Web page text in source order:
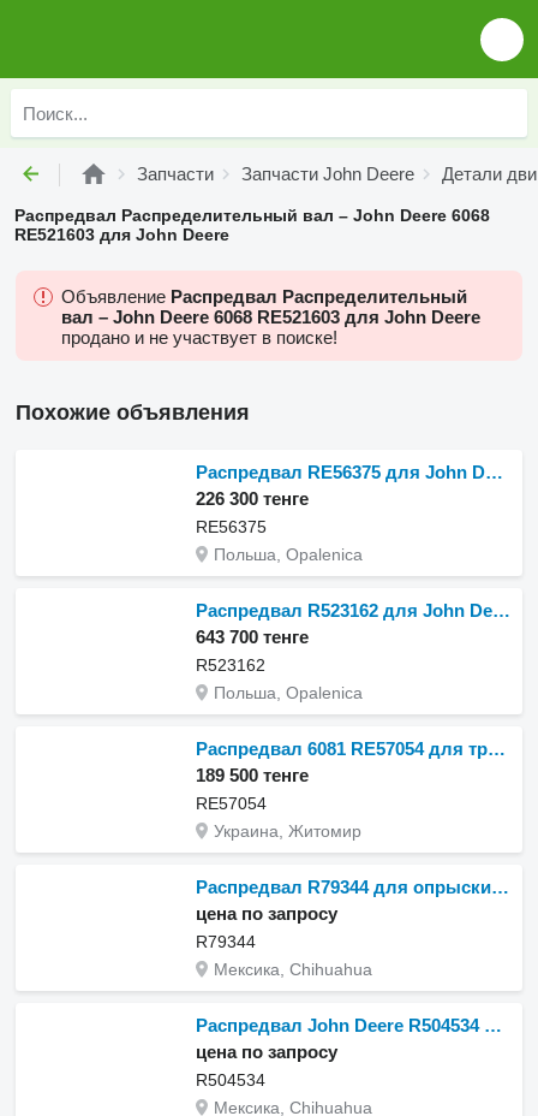
Запчасти Запчасти John Deere Детали
Распредвал Распределительный вал – John Deere 6068
RE521603 для John Deere
Объявление Распредвал Распределительный
вал – John Deere 6068 RE521603 для John Deere
продано и не участвует в поиске!
Похожие объявления
Распредвал RE56375 для John Deere 4045 4,5l
226 300 тенге
RE56375
Польша, Opalenica
Распредвал R523162 для John Deere 9470RX
643 700 тенге
R523162
Польша, Opalenica
Распредвал 6081 RE57054 для трактора колесного John Deere 8200, 8300, 8400, 2256, 2268, 2264
189 500 тенге
RE57054
Украина, Житомир
Распредвал R79344 для опрыскивателя John Deere 4045
цена по запросу
R79344
Мексика, Chihuahua
Распредвал John Deere R504534 для опрыскивателя John Deere 4045
цена по запросу
R504534
Мексика, Chihuahua